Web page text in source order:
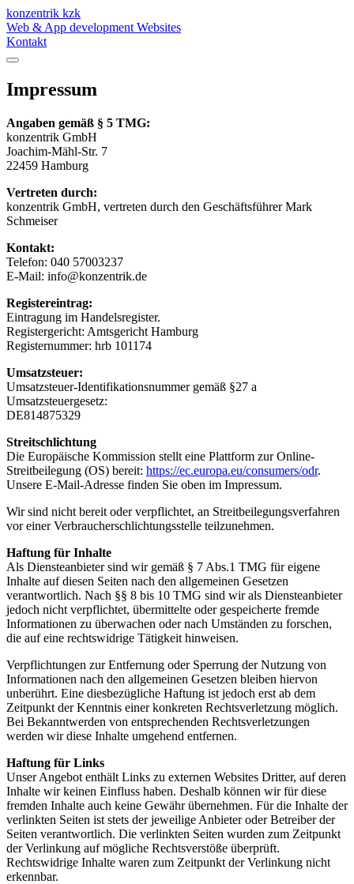
konzentrik kzk
Web & App development Websites
Kontakt
Impressum
Angaben gemäß § 5 TMG:
konzentrik GmbH
Joachim-Mähl-Str. 7
22459 Hamburg
Vertreten durch:
konzentrik GmbH, vertreten durch den Geschäftsführer Mark
Schmeiser
Kontakt:
Telefon: 040 57003237
E-Mail: info@konzentrik.de
Registereintrag:
Eintragung im Handelsregister.
Registergericht: Amtsgericht Hamburg
Registernummer: hrb 101174
Umsatzsteuer:
Umsatzsteuer-Identifikationsnummer gemäß §27 a
Umsatzsteuergesetz:
DE814875329
Streitschlichtung
Die Europäische Kommission stellt eine Plattform zur Online-
Streitbeilegung (OS) bereit: https://ec.europa.eu/consumers/odr.
Unsere E-Mail-Adresse finden Sie oben im Impressum.
Wir sind nicht bereit oder verpflichtet, an Streitbeilegungsverfahren
vor einer Verbraucherschlichtungsstelle teilzunehmen.
Haftung für Inhalte
Als Diensteanbieter sind wir gemäß § 7 Abs.1 TMG für eigene
Inhalte auf diesen Seiten nach den allgemeinen Gesetzen
verantwortlich. Nach §§ 8 bis 10 TMG sind wir als Diensteanbieter
jedoch nicht verpflichtet, übermittelte oder gespeicherte fremde
Informationen zu überwachen oder nach Umständen zu forschen,
die auf eine rechtswidrige Tätigkeit hinweisen.
Verpflichtungen zur Entfernung oder Sperrung der Nutzung von
Informationen nach den allgemeinen Gesetzen bleiben hiervon
unberührt. Eine diesbezügliche Haftung ist jedoch erst ab dem
Zeitpunkt der Kenntnis einer konkreten Rechtsverletzung möglich.
Bei Bekanntwerden von entsprechenden Rechtsverletzungen
werden wir diese Inhalte umgehend entfernen.
Haftung für Links
Unser Angebot enthält Links zu externen Websites Dritter, auf deren
Inhalte wir keinen Einfluss haben. Deshalb können wir für diese
fremden Inhalte auch keine Gewähr übernehmen. Für die Inhalte der
verlinkten Seiten ist stets der jeweilige Anbieter oder Betreiber der
Seiten verantwortlich. Die verlinkten Seiten wurden zum Zeitpunkt
der Verlinkung auf mögliche Rechtsverstöße überprüft.
Rechtswidrige Inhalte waren zum Zeitpunkt der Verlinkung nicht
erkennbar.